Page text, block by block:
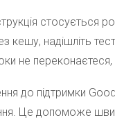
стосується
кешу, надішліть
не
до підтримки
Це допоможе